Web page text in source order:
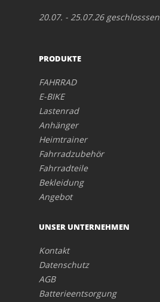
20.07. - 25.07.26 geschlosssen
PRODUKTE
FAHRRAD
E-BIKE
Lastenrad
Anhänger
Heimtrainer
Fahrradzubehör
Fahrradteile
Bekleidung
Angebot
UNSER UNTERNEHMEN
Kontakt
Datenschutz
AGB
Batterieentsorgung